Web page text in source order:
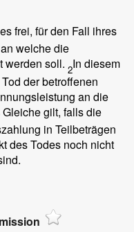
frei, für den Fall ihres
welche die
werden soll. 2In diesem
der betroffenen
an die
Gleiche gilt, falls die
in Teilbeträgen
des Todes noch nicht